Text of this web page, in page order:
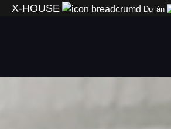
SkipX-HOUSE Dự án